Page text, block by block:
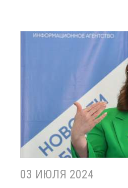
03 ИЮЛЯ 2024